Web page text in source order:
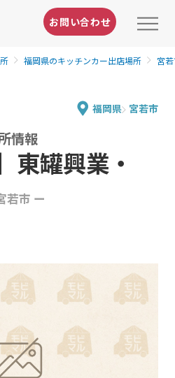
お問い合わせ
福岡県のキッチンカー出店場所 宮
福岡県 宮若市
東罐興業・
若市 ー
情報